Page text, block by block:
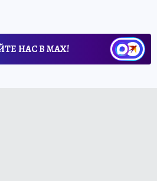
НАС В МАХ!